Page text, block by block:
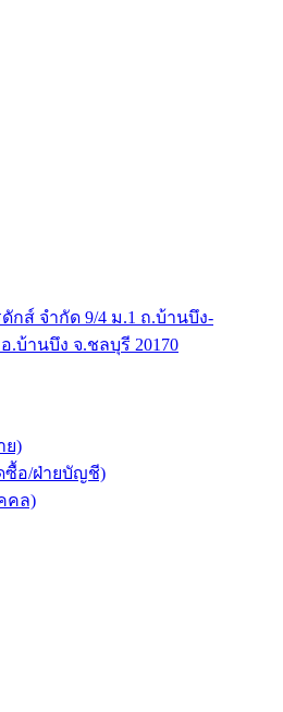
กส์ จำกัด 9/4 ม.1 ถ.บ้านบึง-
บ้านบึง จ.ชลบุรี 20170
ย)
ดซื้อ/ฝ่ายบัญชี)
คล)